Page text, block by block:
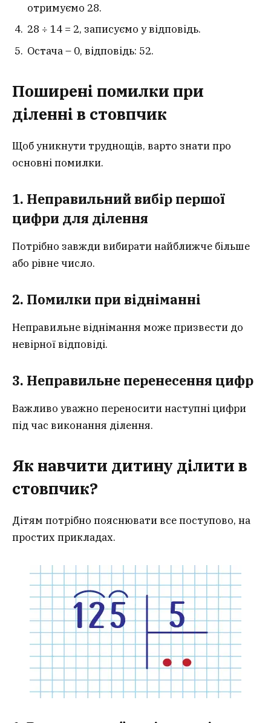
отримуємо 28.
28 ÷ 14 = 2, записуємо у відповідь.
Остача – 0, відповідь: 52.
Поширені помилки при
діленні в стовпчик
Щоб уникнути труднощів, варто знати про
основні помилки.
1. Неправильний вибір першої
цифри для ділення
Потрібно завжди вибирати найближче більше
або рівне число.
2. Помилки при відніманні
Неправильне віднімання може призвести до
невірної відповіді.
3. Неправильне перенесення цифр
Важливо уважно переносити наступні цифри
під час виконання ділення.
Як навчити дитину ділити в
стовпчик?
Дітям потрібно пояснювати все поступово, на
простих прикладах.